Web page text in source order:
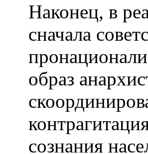
Наконец, в
сначала
образ
сознания